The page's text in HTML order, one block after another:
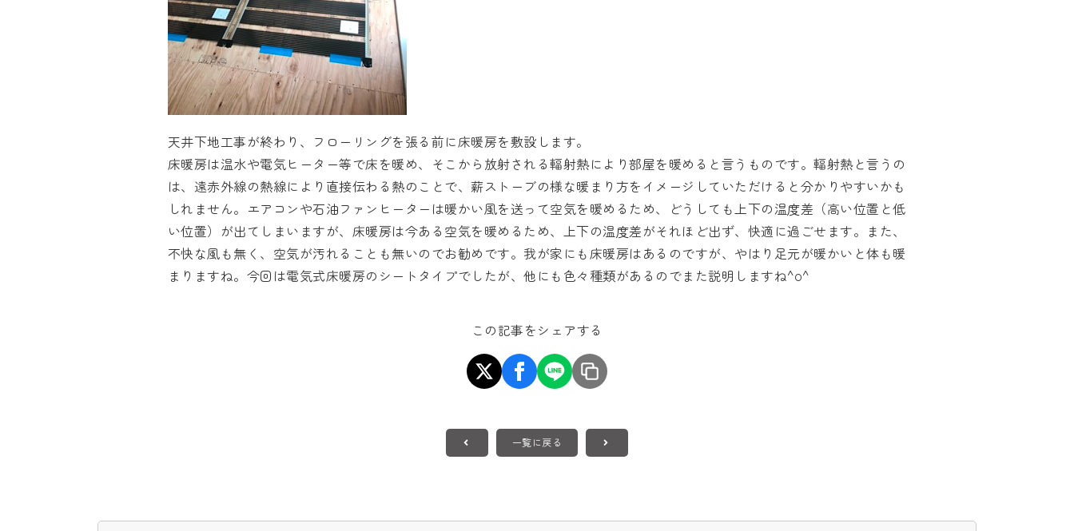
天井下地工事が終わり、フローリングを張る前に床暖房を敷設します。
床暖房は温水や電気ヒーター等で床を暖め、そこから放射される輻射熱により部屋を暖めると言うものです。輻射熱と言うの
は、遠赤外線の熱線により直接伝わる熱のことで、薪ストーブの様な暖まり方をイメージしていただけると分かりやすいかも
しれません。エアコンや石油ファンヒーターは暖かい風を送って空気を暖めるため、どうしても上下の温度差（高い位置と低
い位置）が出てしまいますが、床暖房は今ある空気を暖めるため、上下の温度差がそれほど出ず、快適に過ごせます。また、
不快な風も無く、空気が汚れることも無いのでお勧めです。我が家にも床暖房はあるのですが、やはり足元が暖かいと体も暖
まりますね。今回は電気式床暖房のシートタイプでしたが、他にも色々種類があるのでまた説明しますね^o^
この記事をシェアする
一覧に戻る